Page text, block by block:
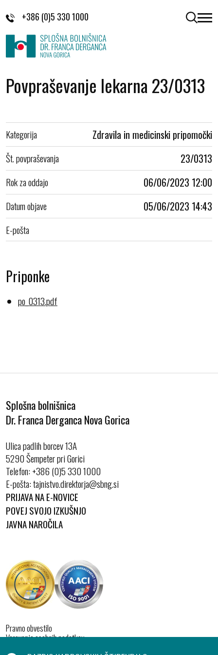
+386 (0)5 330 1000 odpri
Povpraševanje lekarna 23/0313
Kategorija Zdravila in medicinski pripomočki
Št. povpraševanja 23/0313
Rok za oddajo 06/06/2023 12:00
Datum objave 05/06/2023 14:43
E-pošta
Priponke
po_0313.pdf
Splošna bolnišnica
Dr. Franca Derganca Nova Gorica
Ulica padlih borcev 13A
5290 Šempeter pri Gorici
Telefon:+386 (0)5 330 1000
E-pošta:
PRIJAVA NA E-NOVICE
POVEJ SVOJO IZKUŠNJO
JAVNA NAROČILA
Pravno obvestilo
Varovanje osebnih podatkov